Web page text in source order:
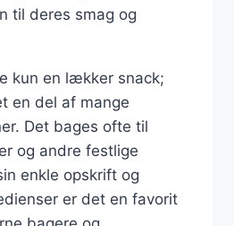
til deres smag og
kun en lækker snack;
en del af mange
Det bages ofte til
og andre festlige
enkle opskrift og
er det en favorit